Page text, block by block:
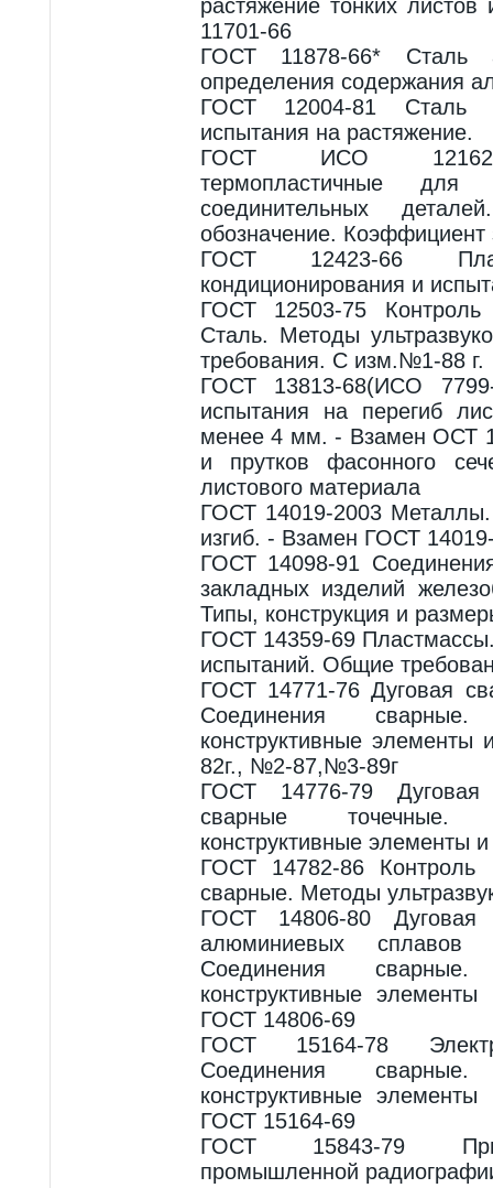
растяжение тонких
11701-66
ГОСТ 11878-66* Сталь
определения содержания
ГОСТ 12004-81 Сталь
испытания на растяжение.
ГОСТ ИСО 12162-
термопластичные
соединительных
обозначение. Коэффициент
ГОСТ 12423-66
кондиционирования и
ГОСТ 12503-75
Сталь. Методы
требования. С изм.№1-88 г.
ГОСТ 13813-68(ИСО
испытания на перегиб
менее 4 мм. - Взамен ОСТ
и прутков фасонного
листового материала
ГОСТ 14019-2003
изгиб. - Взамен ГОСТ
ГОСТ 14098-91
закладных изделий
Типы, конструкция и
ГОСТ 14359-69
испытаний. Общие
ГОСТ 14771-76 Дуговая
Соединения
конструктивные
82г., №2-87,№3-89г
ГОСТ 14776-79 Дуговая
сварные
конструктивные элементы
ГОСТ 14782-86
сварные. Методы
ГОСТ 14806-80
алюминиевых
Соединения
конструктивные
ГОСТ 14806-69
ГОСТ 15164-78
Соединения
конструктивные
ГОСТ 15164-69
ГОСТ 15843-79
промышленной